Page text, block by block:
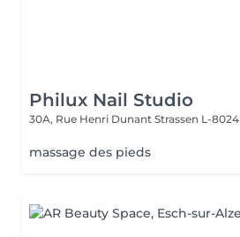
Philux Nail Studio
30A, Rue Henri Dunant Strassen L-8024
massage des pieds